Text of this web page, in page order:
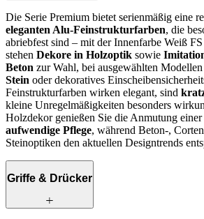
Die Serie Premium bietet serienmäßig eine
eleganten Alu-Feinstrukturfarben, die
abriebfest sind – mit der Innenfarbe Weiß
stehen Dekore in Holzoptik sowie
Beton zur Wahl, bei ausgewählten Modellen
Stein oder dekoratives
Feinstrukturfarben wirken elegant, sind
kleine Unregelmäßigkeiten besonders
Holzdekor genießen Sie die Anmutung
aufwendige Pflege, während Beton‑,
Steinoptiken den aktuellen Designtrends
Griffe & Drücker